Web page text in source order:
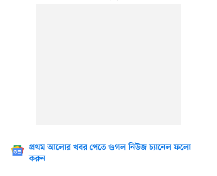
প্রথম আলোর খবর পেতে গুগল নিউজ চ্যানেল ফলো
করুন